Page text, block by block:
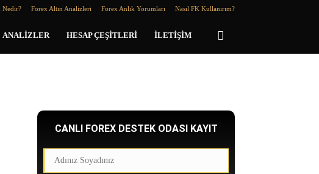
Nedir? Forex Altın Analizleri Forex Anlık Yorumları Nasıl FK Kullanırım?
ANALIZLER HESAP ÇEŞITLERI İLETIŞIM
CANLI FOREX DESTEK ODASI KAYIT